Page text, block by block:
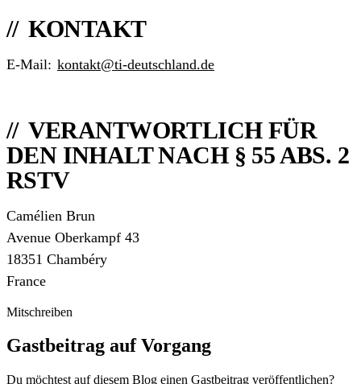
KONTAKT
E-Mail: kontakt@ti-deutschland.de
VERANTWORTLICH FÜR
DEN INHALT NACH § 55 ABS. 2
RSTV
Camélien Brun
Avenue Oberkampf 43
18351 Chambéry
France
Mitschreiben
Gastbeitrag auf Vorgang
Du möchtest auf diesem Blog einen Gastbeitrag veröffentlichen?